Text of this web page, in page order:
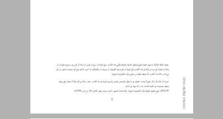
1. مقدّمة كتاب التدريس العربيّة لغتنا للصفّ الخامس ... 4